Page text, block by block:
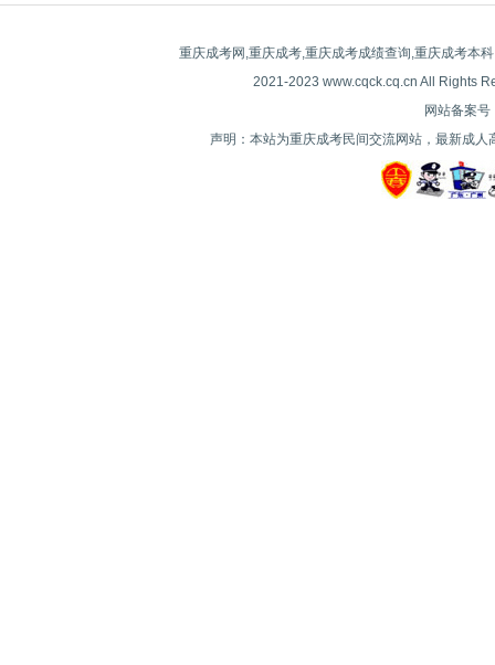
重庆成考网,重庆成考,重庆成考成绩查询,重庆成考本
2021-2023 www.cqck.cq.cn All Rights
网站备案号
声明：本站为重庆成考民间交流网站，最新成